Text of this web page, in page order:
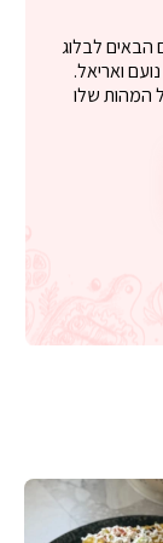
הבאים לבלוג
נועם ואריאל.
המהות שלו